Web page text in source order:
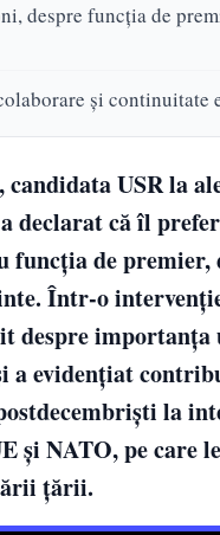
despre funcția de
și continuitate
candidata USR la
declarat că îl
funcția de premier,
Într-o
despre
a evidențiat
la
și NATO, pe care
țării.